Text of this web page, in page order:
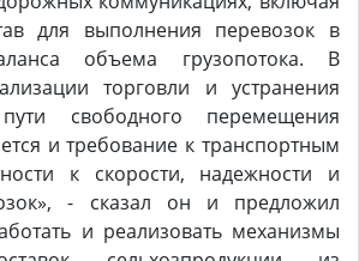
для выполнения перевозок в
объема грузопотока. В
торговли и устранения
свободного перемещения
и требование к транспортным
к скорости, надежности и
- сказал он и предложил
и реализовать механизмы